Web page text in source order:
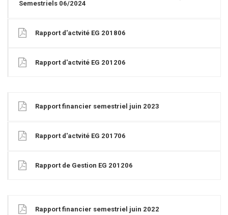
Semestriels 06/2024
Rapport d'actvité EG 201806
Rapport d'actvité EG 201206
Rapport financier semestriel juin 2023
Rapport d'actvité EG 201706
Rapport de Gestion EG 201206
Rapport financier semestriel juin 2022